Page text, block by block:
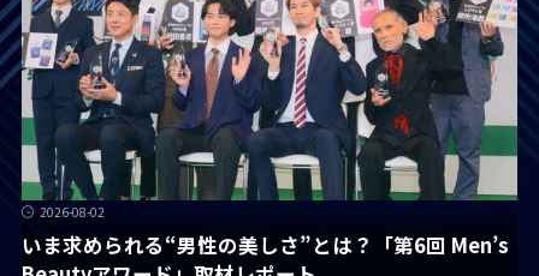
2026-08-02
いま求められる“男性の美しさ”とは？「第6回 Men’s